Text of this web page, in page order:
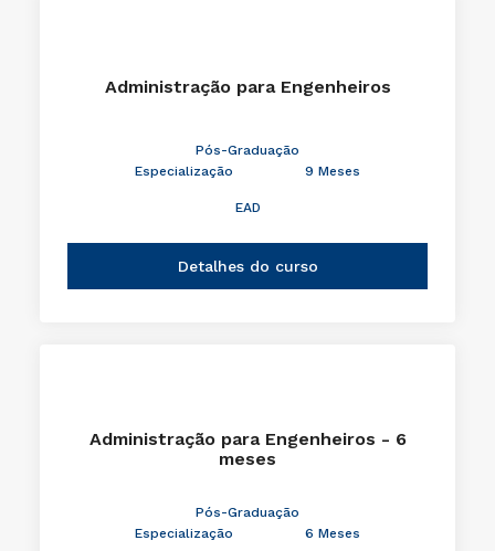
Administração para Engenheiros
Pós-Graduação
Especialização
9 Meses
EAD
Detalhes do curso
Administração para Engenheiros - 6
meses
Pós-Graduação
Especialização
6 Meses